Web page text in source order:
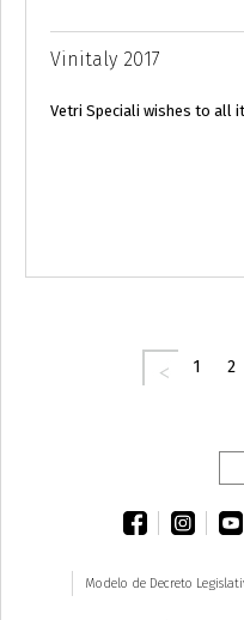
Vinitaly 2017
Vetri Speciali wishes to all
1 2
Modelo de Decreto